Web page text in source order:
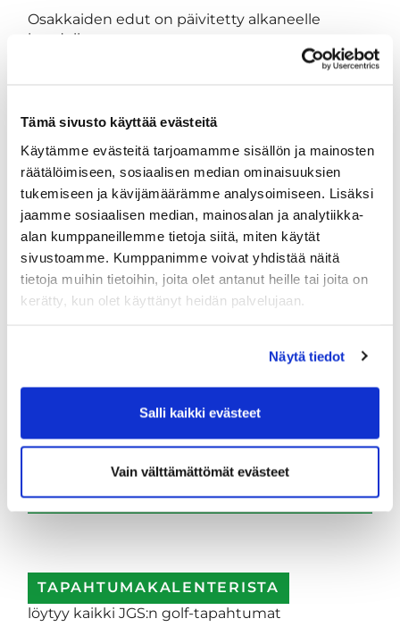
Tämä sivusto käyttää evästeitä
Käytämme evästeitä tarjoamamme sisällön ja mainosten
räätälöimiseen, sosiaalisen median ominaisuuksien
tukemiseen ja kävijämäärämme analysoimiseen. Lisäksi
jaamme sosiaalisen median, mainosalan ja analytiikka-
alan kumppaneillemme tietoja siitä, miten käytät
sivustoamme. Kumppanimme voivat yhdistää näitä
tietoja muihin tietoihin, joita olet antanut heille tai joita on
kerätty, kun olet käyttänyt heidän palvelujaan.
Näytä tiedot
Salli kaikki evästeet
Vain välttämättömät evästeet
Osakkaiden edut on päivitetty alkaneelle
kaudelle.
OSAKKEEN OMISTAMINEN JA SILLÄ
Kevään suurin uudistus on
WISEGOF APPLIKAATIO
, jolla jatkossa tehdään kaikki pelivaraukset.
Applikaatiota päivitetään jatkuvasti, joten jos
havaitsette sen toiminnassa selviä virheitä,
ilmoittakaa asiasta caddiemasterille.
Kesän kilpailuista suurin osa on jo kalenterissa.
DANIEL TARJOAA HERKKUJA
jatkaa normaaliin tapaan aina päätöskisaan asti.
ILMOITTAUTUMINEN KISOIHIN
TAPAHTUU WISEGOLFIN KAUTTA
TAPAHTUMAKALENTERISTA
löytyy kaikki JGS:n golf-tapahtumat